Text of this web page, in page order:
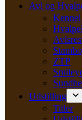
Avl og
ZTP
Udstilling
Titler